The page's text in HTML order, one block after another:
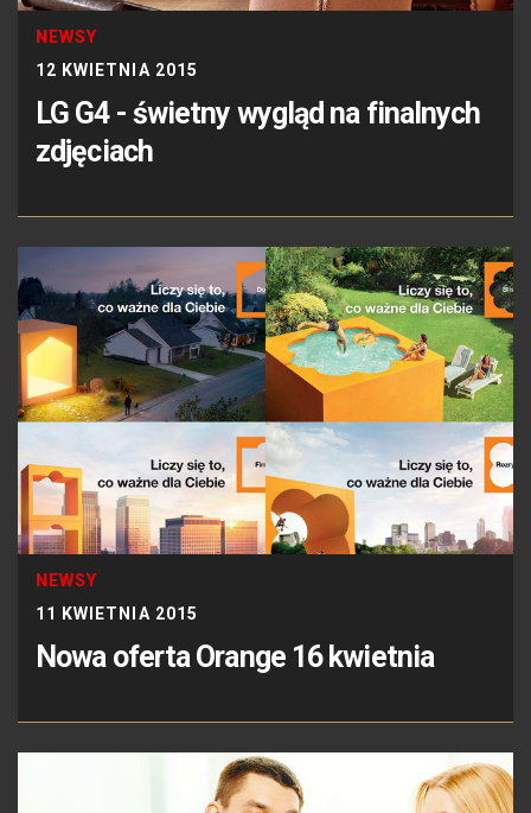
NEWSY
12 KWIETNIA 2015
LG G4 - świetny wygląd na finalnych
zdjęciach
NEWSY
11 KWIETNIA 2015
Nowa oferta Orange 16 kwietnia